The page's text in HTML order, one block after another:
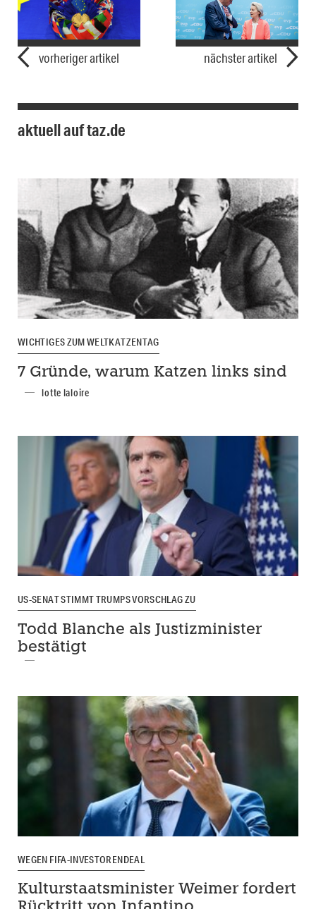
vorheriger artikel nächster artikel
aktuell auf taz.de
WICHTIGES ZUM WELTKATZENTAG
7 Gründe, warum Katzen links sind
lotte laloire
US-SENAT STIMMT TRUMPS VORSCHLAG ZU
Todd Blanche als Justizminister
bestätigt
WEGEN FIFA-INVESTORENDEAL
Kulturstaatsminister Weimer fordert